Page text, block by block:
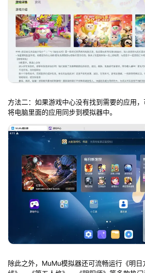
方法二：如果游戏中心没有找到需要的应用，
将电脑里面的应用同步到模拟器中。
除此之外，MuMu模拟器还可流畅运行《明